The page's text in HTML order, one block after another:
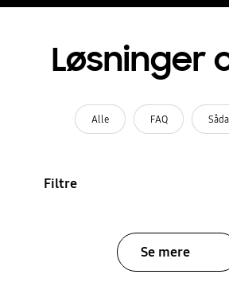
Løsninger
Alle FAQ
Filtre
Se mere